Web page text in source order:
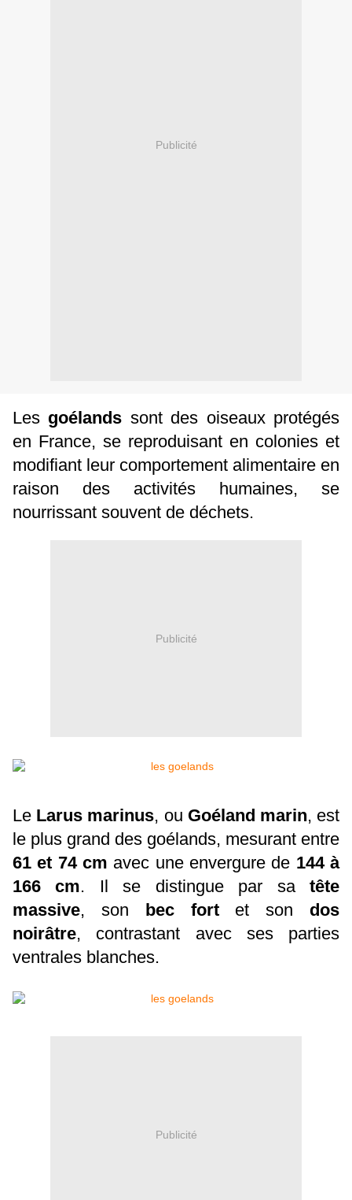
Publicité
Les goélands sont des oiseaux protégés
en France, se reproduisant en colonies et
modifiant leur comportement alimentaire en
raison des activités humaines, se
nourrissant souvent de déchets.
Publicité
Le Larus marinus, ou Goéland marin, est
le plus grand des goélands, mesurant entre
61 et 74 cm avec une envergure de 144 à
166 cm. Il se distingue par satête
massive, son bec fortet son dos
noirâtre, contrastant avec ses parties
ventrales blanches.
Publicité